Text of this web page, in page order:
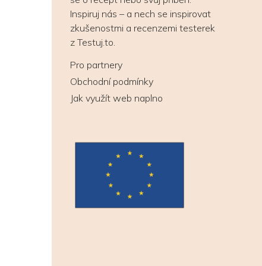
Inspiruj nás – a nech se inspirovat
zkušenostmi a recenzemi testerek
z Testuj.to.
Pro partnery
Obchodní podmínky
Jak využít web naplno